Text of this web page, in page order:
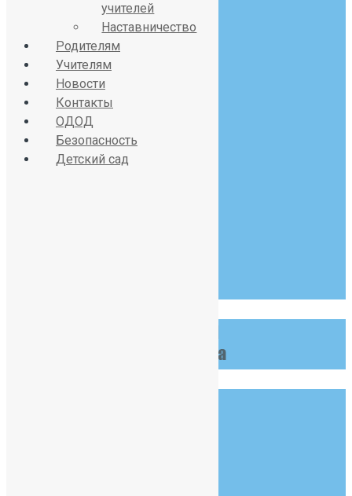
8 (812) 746-27-31
sch391@obr.gov.spb.ru
Красносельское шоссе
дом 34, литер А
учителей
Наставничество
Родителям
Учителям
Новости
Контакты
ОДОД
Безопасность
Детский сад